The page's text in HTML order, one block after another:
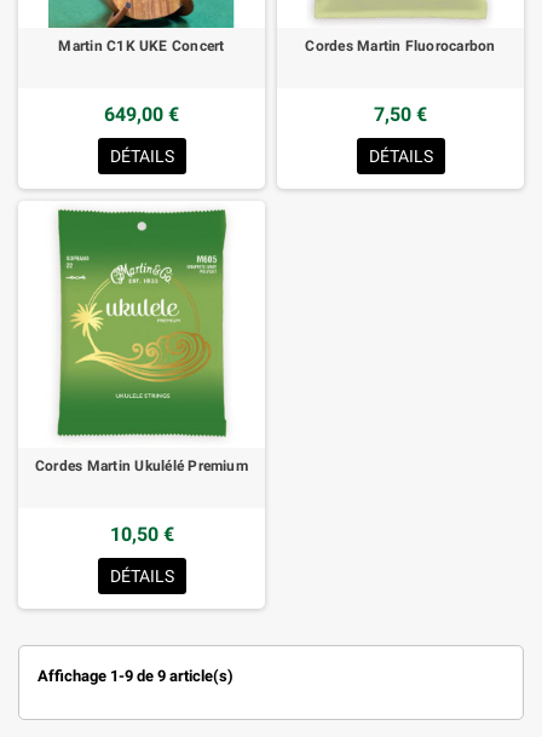
Martin C1K UKE Concert
649,00 €
DÉTAILS
Cordes Martin Fluorocarbon
7,50 €
DÉTAILS
Cordes Martin Ukulélé Premium
10,50 €
DÉTAILS
Affichage 1-9 de 9 article(s)